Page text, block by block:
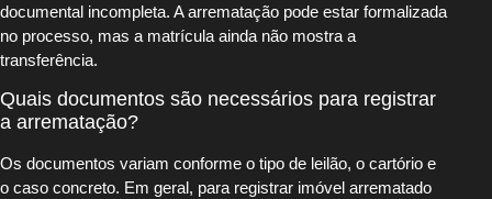
documental incompleta. A arrematação pode estar formalizada
no processo, mas a matrícula ainda não mostra a
transferência.
Quais documentos são necessários para registrar
a arrematação?
Os documentos variam conforme o tipo de leilão, o cartório e
o caso concreto. Em geral, para registrar imóvel arrematado